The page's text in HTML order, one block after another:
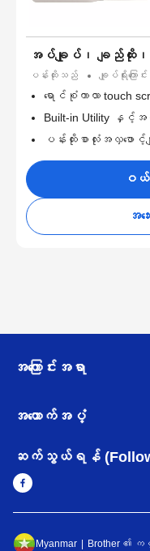
အပ်ချုပ်၊ ချည်ထိုး၊
ပန်းထိုးသည် ချုပ်ရိုးကြောင်း
ရောင်စုံကာလာ touch
Built-in Utility နှင့်
ပန်းထိုးစာလုံးအလှဖောင့်မျ
ဝယ်
အ
အကြောင်းအရာ
အထောက်အပံ့
ဆက်သွယ်ရန်
Myanmar Brother ၏